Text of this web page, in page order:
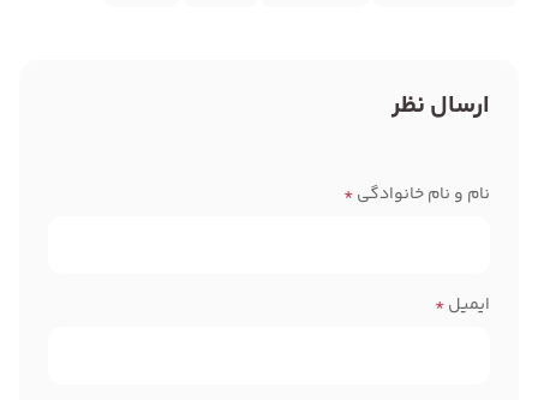
ارسال نظر
نام و نام خانوادگی*
ایمیل*